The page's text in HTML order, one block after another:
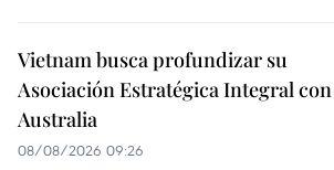
Vietnam busca profundizar su
Asociación Estratégica Integral con
Australia
08/08/2026 09:26